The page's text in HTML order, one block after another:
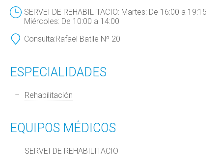
SERVEI DE REHABILITACIO: Martes: De 16:00 a 19:15
Miércoles: De 10:00 a 14:00
Consulta:Rafael Batlle Nº 20
ESPECIALIDADES
Rehabilitación
EQUIPOS MÉDICOS
SERVEI DE REHABILITACIO